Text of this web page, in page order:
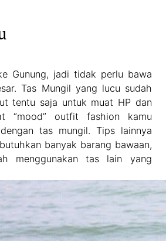
Gunung, jadi tidak perlu bawa
Tas Mungil yang lucu sudah
tentu saja untuk muat HP dan
“mood” outfit fashion kamu
tas mungil. Tips lainnya
banyak barang bawaan,
menggunakan tas lain yang